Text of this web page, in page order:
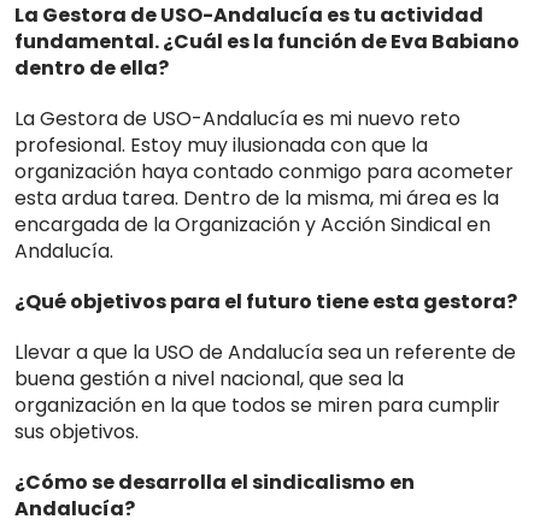
La Gestora de USO-Andalucía es tu actividad
fundamental. ¿Cuál es la función de Eva Babiano
dentro de ella?
La Gestora de USO-Andalucía es mi nuevo reto
profesional. Estoy muy ilusionada con que la
organización haya contado conmigo para acometer
esta ardua tarea. Dentro de la misma, mi área es la
encargada de la Organización y Acción Sindical en
Andalucía.
¿Qué objetivos para el futuro tiene esta gestora?
Llevar a que la USO de Andalucía sea un referente de
buena gestión a nivel nacional, que sea la
organización en la que todos se miren para cumplir
sus objetivos.
¿Cómo se desarrolla el sindicalismo en
Andalucía?